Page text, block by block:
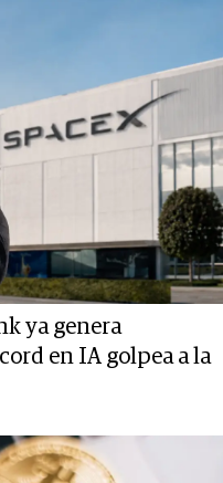
ya genera
en IA golpea a la